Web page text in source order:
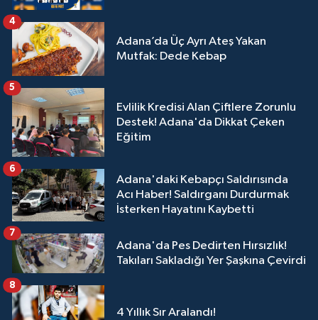
Adana’da Üç Ayrı Ateş Yakan
Mutfak: Dede Kebap
4
Evlilik Kredisi Alan Çiftlere Zorunlu
Destek! Adana'da Dikkat Çeken
Eğitim
5
Adana'daki Kebapçı Saldırısında
Acı Haber! Saldırganı Durdurmak
İsterken Hayatını Kaybetti
6
Adana'da Pes Dedirten Hırsızlık!
Takıları Sakladığı Yer Şaşkına Çevirdi
7
4 Yıllık Sır Aralandı!
8